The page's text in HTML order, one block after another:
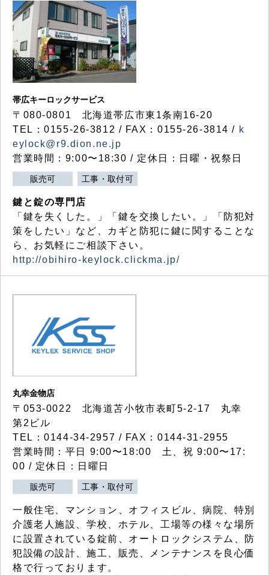
帯広キーロックサービス
〒080-0801 北海道帯広市東1条南16-20
TEL：0155-26-3812 / FAX：0155-26-3814 / k
eylock@r9.dion.ne.jp
営業時間：9:00〜18:30 / 定休日：日曜・祝祭日
販売可 工事・取付可
鍵と錠の専門店
「鍵を失くした。」「鍵を交換したい。」「防犯対
策をしたい」など、カギと防犯に鍵に関することな
ら、お気軽にご相談下さい。
http://obihiro-keylock.clickma.jp/
丸幸金物店
〒053-0022 北海道苫小牧市表町5-2-17 丸幸
第2ビル
TEL：0144-34-2957 / FAX：0144-31-2955
営業時間：平日 9:00〜18:00 土、祝 9:00〜17:
00 / 定休日：日曜日
販売可 工事・取付可
一般住宅、マンション、オフィスビル、病院、特別
介護老人施設、学校、ホテル、工場等の様々な場所
に設置されている錠前、オートロックシステム、防
犯設備の設計、施工、販売、メンテナンスを良心価
格で行っております。